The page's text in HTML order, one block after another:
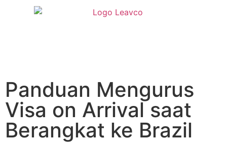
Panduan Mengurus
Visa on Arrival saat
Berangkat ke Brazil